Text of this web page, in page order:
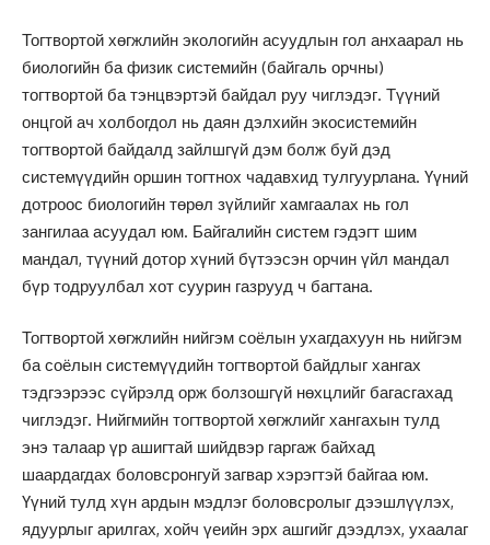
Тогтвортой хөгжлийн экологийн асуудлын гол анхаарал нь
биологийн ба физик системийн (байгаль орчны)
тогтвортой ба тэнцвэртэй байдал руу чиглэдэг. Түүний
онцгой ач холбогдол нь даян дэлхийн экосистемийн
тогтвортой байдалд зайлшгүй дэм болж буй дэд
системүүдийн оршин тогтнох чадавхид тулгуурлана. Үүний
дотроос биологийн төрөл зүйлийг хамгаалах нь гол
зангилаа асуудал юм. Байгалийн систем гэдэгт шим
мандал, түүний дотор хүний бүтээсэн орчин үйл мандал
бүр тодруулбал хот суурин газрууд ч багтана.
Тогтвортой хөгжлийн нийгэм соёлын ухагдахуун нь нийгэм
ба соёлын системүүдийн тогтвортой байдлыг хангах
тэдгээрээс сүйрэлд орж болзошгүй нөхцлийг багасгахад
чиглэдэг. Нийгмийн тогтвортой хөгжлийг хангахын тулд
энэ талаар үр ашигтай шийдвэр гаргаж байхад
шаардагдах боловсронгуй загвар хэрэгтэй байгаа юм.
Үүний тулд хүн ардын мэдлэг боловсролыг дээшлүүлэх,
ядуурлыг арилгах, хойч үеийн эрх ашгийг дээдлэх, ухаалаг